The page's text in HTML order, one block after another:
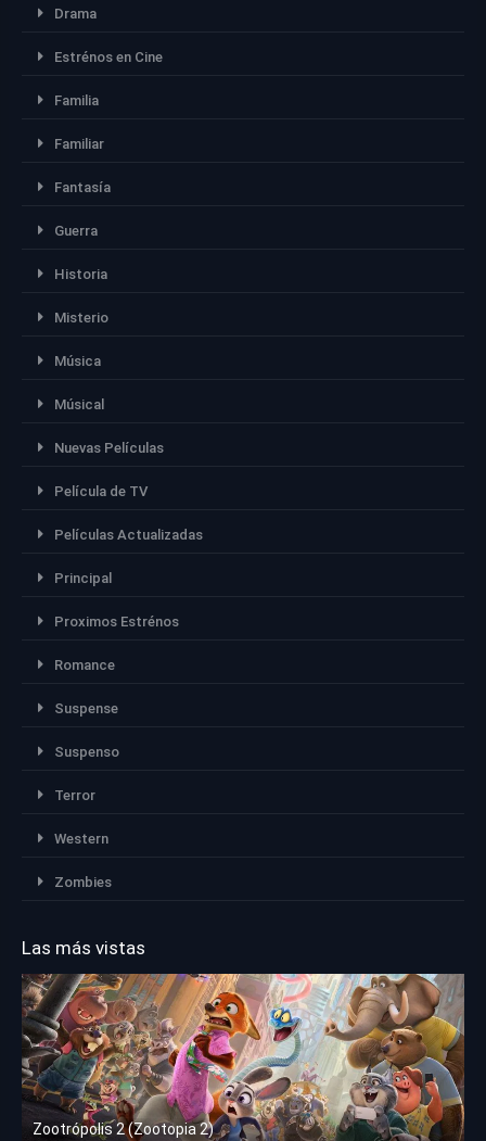
Drama
Estrénos en Cine
Familia
Familiar
Fantasía
Guerra
Historia
Misterio
Música
Músical
Nuevas Películas
Película de TV
Películas Actualizadas
Principal
Proximos Estrénos
Romance
Suspense
Suspenso
Terror
Western
Zombies
Las más vistas
Zootrópolis 2 (Zootopia 2)